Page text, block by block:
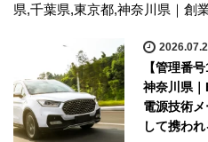
県,千葉県,東京都,神奈川県｜創
【管理番
神奈川県
電源技術
して携われ